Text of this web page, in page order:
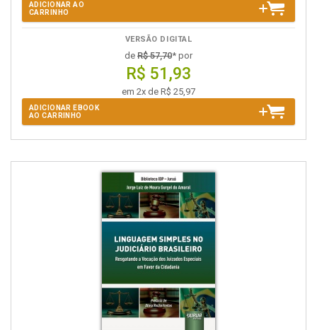
ADICIONAR AO
CARRINHO
VERSÃO DIGITAL
de R$ 57,70* por
R$ 51,93
em 2x de R$ 25,97
ADICIONAR EBOOK
AO CARRINHO